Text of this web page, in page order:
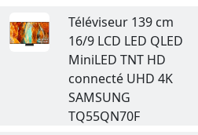
Téléviseur 139 cm
16/9 LCD LED QLED
MiniLED TNT HD
connecté UHD 4K
SAMSUNG
TQ55QN70F